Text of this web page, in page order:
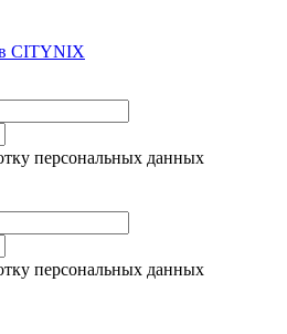
CITYNIX
персональных данных
персональных данных